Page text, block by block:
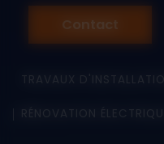
Contact
TRAVAUX
RÉNOVATION ÉLECTRIQUE